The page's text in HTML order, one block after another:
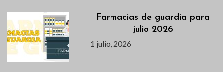
Farmacias de guardia para
julio 2026
1 julio, 2026